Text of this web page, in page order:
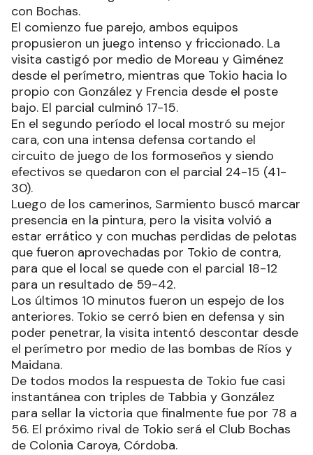
con Bochas.
El comienzo fue parejo, ambos equipos
propusieron un juego intenso y friccionado. La
visita castigó por medio de Moreau y Giménez
desde el perímetro, mientras que Tokio hacia lo
propio con González y Frencia desde el poste
bajo. El parcial culminó 17-15.
En el segundo período el local mostró su mejor
cara, con una intensa defensa cortando el
circuito de juego de los formoseños y siendo
efectivos se quedaron con el parcial 24-15 (41-
30).
Luego de los camerinos, Sarmiento buscó marcar
presencia en la pintura, pero la visita volvió a
estar errático y con muchas perdidas de pelotas
que fueron aprovechadas por Tokio de contra,
para que el local se quede con el parcial 18-12
para un resultado de 59-42.
Los últimos 10 minutos fueron un espejo de los
anteriores. Tokio se cerró bien en defensa y sin
poder penetrar, la visita intentó descontar desde
el perímetro por medio de las bombas de Ríos y
Maidana.
De todos modos la respuesta de Tokio fue casi
instantánea con triples de Tabbia y González
para sellar la victoria que finalmente fue por 78 a
56. El próximo rival de Tokio será el Club Bochas
de Colonia Caroya, Córdoba.